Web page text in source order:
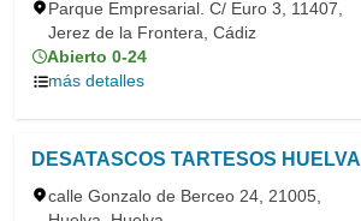
Parque Empresarial. C/ Euro 3, 11407,
Jerez de la Frontera, Cádiz
Abierto 0-24
más detalles
DESATASCOS TARTESOS HUELVA
calle Gonzalo de Berceo 24, 21005,